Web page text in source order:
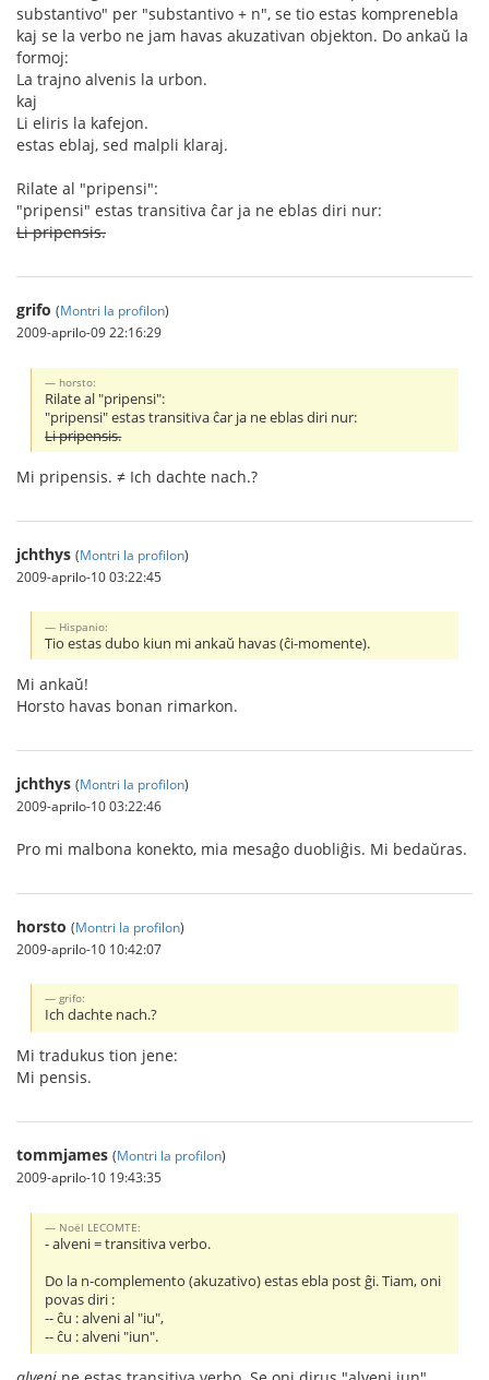
substantivo" per "substantivo + n", se tio estas komprenebla
kaj se la verbo ne jam havas akuzativan objekton. Do ankaŭ la
formoj:
La trajno alvenis la urbon.
kaj
Li eliris la kafejon.
estas eblaj, sed malpli klaraj.
Rilate al "pripensi":
"pripensi" estas transitiva ĉar ja ne eblas diri nur:
Li pripensis.
grifo (Montri la profilon)
2009-aprilo-09 22:16:29
horsto:
Rilate al "pripensi":
"pripensi" estas transitiva ĉar ja ne eblas diri nur:
Li pripensis.
Mi pripensis. ≠ Ich dachte nach.?
jchthys (Montri la profilon)
2009-aprilo-10 03:22:45
Hispanio:
Tio estas dubo kiun mi ankaŭ havas (ĉi-momente).
Mi ankaŭ!
Horsto havas bonan rimarkon.
jchthys (Montri la profilon)
2009-aprilo-10 03:22:46
Pro mi malbona konekto, mia mesaĝo duobliĝis. Mi bedaŭras.
horsto (Montri la profilon)
2009-aprilo-10 10:42:07
grifo:
Ich dachte nach.?
Mi tradukus tion jene:
Mi pensis.
tommjames (Montri la profilon)
2009-aprilo-10 19:43:35
Noël LECOMTE:
- alveni = transitiva verbo.
Do la n-complemento (akuzativo) estas ebla post ĝi. Tiam, oni
povas diri :
-- ĉu : alveni al "iu",
-- ĉu : alveni "iun".